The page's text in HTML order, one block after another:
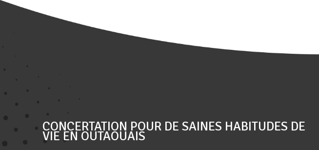
CONCERTATION POUR DE SAINES HABITUDES DE
VIE EN OUTAOUAIS